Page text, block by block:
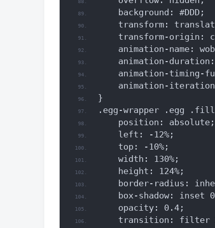
    background: #DDD;
transform:
transform-origin:
animation-name:
animation-
animation-timing-
animation-
}
.egg-wrapper .egg
    position: absolute;
    left: -12%;
    top: -10%;
    width: 130%;
    height: 124%;
border-radius:
box-shadow: inset
    opacity: 0.4;
transition: filter